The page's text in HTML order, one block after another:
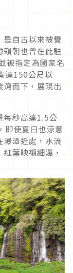
是自古以來被譽
賴朝也曾在此駐
被指定為國家名
達150公尺以
而下，展現出
每秒高達1.5公
即使夏日也涼意
瀑潭近處，水流
葉映襯細瀑，